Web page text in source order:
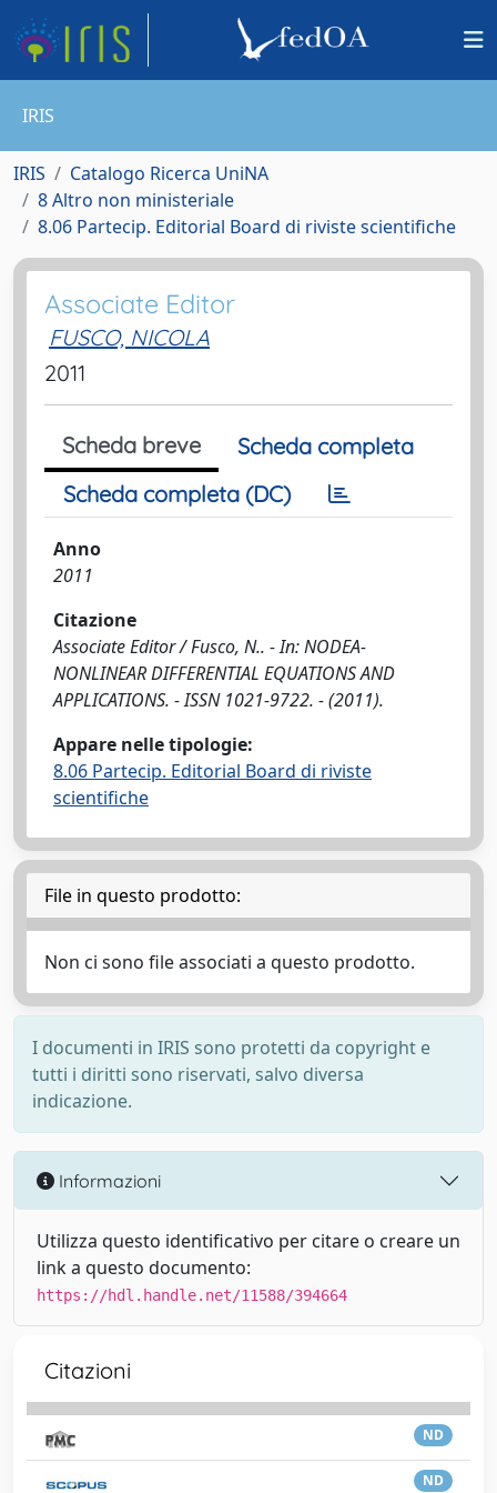
IRIS
IRIS
Catalogo Ricerca UniNA
8 Altro non ministeriale
8.06 Partecip. Editorial Board di riviste scientifiche
Associate Editor
FUSCO, NICOLA
2011
Scheda breve
Scheda completa
Scheda completa (DC)
Anno
2011
Citazione
Associate Editor / Fusco, N.. - In: NODEA-
NONLINEAR DIFFERENTIAL EQUATIONS AND
APPLICATIONS. - ISSN 1021-9722. - (2011).
Appare nelle tipologie:
8.06 Partecip. Editorial Board di riviste
scientifiche
File in questo prodotto:
Non ci sono file associati a questo prodotto.
I documenti in IRIS sono protetti da copyright e
tutti i diritti sono riservati, salvo diversa
indicazione.
Informazioni
Utilizza questo identificativo per citare o creare un
link a questo documento:
https://hdl.handle.net/11588/394664
Citazioni
ND
ND